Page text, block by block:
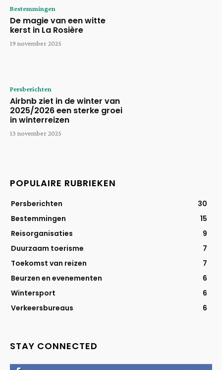
Bestemmingen
De magie van een witte
kerst in La Rosière
19 november 2025
Persberichten
Airbnb ziet in de winter van
2025/2026 een sterke groei
in winterreizen
13 november 2025
POPULAIRE RUBRIEKEN
Persberichten
30
Bestemmingen
15
Reisorganisaties
9
Duurzaam toerisme
7
Toekomst van reizen
7
Beurzen en evenementen
6
Wintersport
6
Verkeersbureaus
6
STAY CONNECTED